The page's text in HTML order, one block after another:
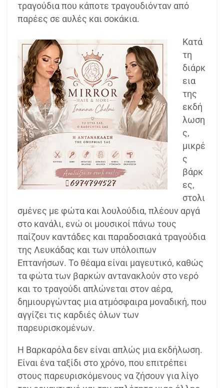
τραγούδια που κάποτε τραγουδιόνταν από
παρέες σε αυλές και σοκάκια.
Κατά
τη
διάρκ
εια
της
εκδή
λωση
ς,
μικρέ
ς
βάρκ
ες,
στολι
σμένες με φώτα και λουλούδια, πλέουν αργά
στο κανάλι, ενώ οι μουσικοί πάνω τους
παίζουν καντάδες και παραδοσιακά τραγούδια
της Λευκάδας και των υπόλοιπων
Επτανήσων. Το θέαμα είναι μαγευτικό, καθώς
τα φώτα των βαρκών αντανακλούν στο νερό
και το τραγούδι απλώνεται στον αέρα,
δημιουργώντας μια ατμόσφαιρα μοναδική, που
αγγίζει τις καρδιές όλων των
παρευρισκομένων.
Η Βαρκαρόλα δεν είναι απλώς μια εκδήλωση.
Είναι ένα ταξίδι στο χρόνο, που επιτρέπει
στους παρευρισκόμενους να ζήσουν για λίγο